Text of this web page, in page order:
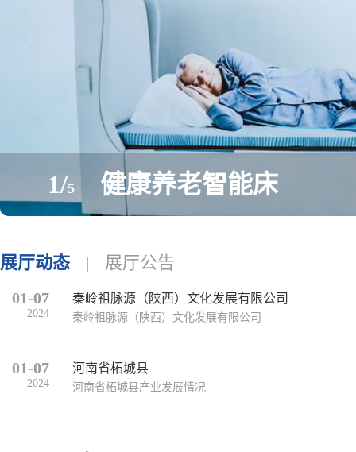
健康养老智能床
展厅动态 | 展厅公告
01-07
2024
秦岭祖脉源（陕西）文化发展有限公司
秦岭祖脉源（陕西）文化发展有限公司
01-07
2024
河南省柘城县
河南省柘城县产业发展情况